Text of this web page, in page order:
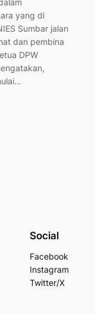
yang di
Sumbar jalan
dan pembina
DPW
Social
Facebook
Instagram
Twitter/X